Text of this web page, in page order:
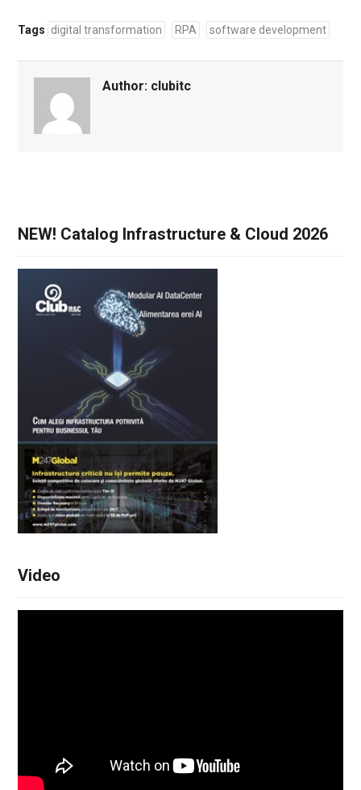
Tags digital transformation RPA software development
Author: clubitc
NEW! Catalog Infrastructure & Cloud 2026
Video